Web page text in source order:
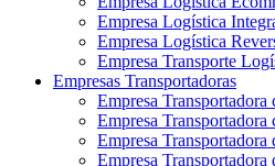
Empresa Logística
Empresa Logística
Empresa Transporte
Empresas Transportadoras
Empresa Transportadora
Empresa Transportadora
Empresa Transportadora
Empresa Transportadora